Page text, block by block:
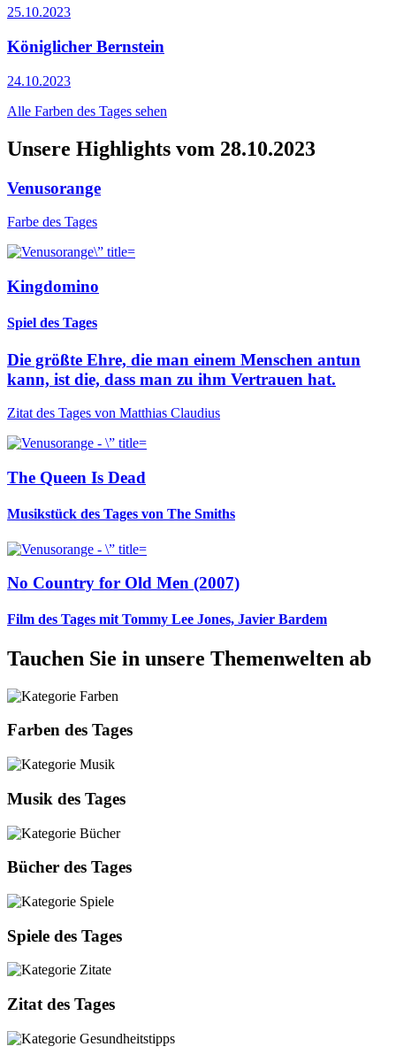
25.10.2023
Königlicher Bernstein
24.10.2023
Alle Farben des Tages sehen
Unsere Highlights vom 28.10.2023
Venusorange
Farbe des Tages
Kingdomino
Spiel des Tages
Die größte Ehre, die man einem Menschen antun
kann, ist die, dass man zu ihm Vertrauen hat.
Zitat des Tages von Matthias Claudius
The Queen Is Dead
Musikstück des Tages von The Smiths
No Country for Old Men (2007)
Film des Tages mit Tommy Lee Jones, Javier Bardem
Tauchen Sie in unsere Themenwelten ab
Farben des Tages
Musik des Tages
Bücher des Tages
Spiele des Tages
Zitat des Tages